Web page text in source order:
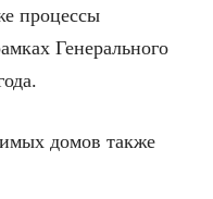
процессы
Генерального
домов также